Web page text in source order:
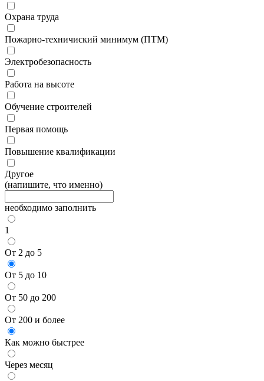
Охрана труда
Пожарно-техничиский минимум (ПТМ)
Электробезопасность
Работа на высоте
Обучение строителей
Первая помощь
Повышение квалификации
Другое
(напишите, что именно)
необходимо заполнить
1
От 2 до 5
От 5 до 10
От 50 до 200
От 200 и более
Как можно быстрее
Через месяц